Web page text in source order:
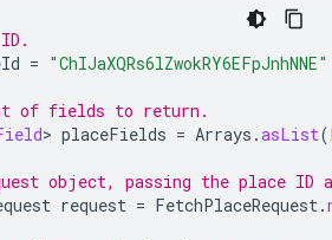
= "ChIJaXQRs6lZwokRY6EFpJnhNNE"
of fields to return.
> placeFields = Arrays .asList(
object, passing the place
request = FetchPlaceRequest.